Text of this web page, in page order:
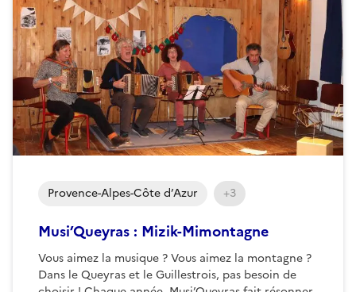
Musi’Queyras : Mizik-Mimontagne
Vous aimez la musique ? Vous aimez la montagne ?
Dans le Queyras et le Guillestrois, pas besoin de
Provence-Alpes-Côte d’Azur +3